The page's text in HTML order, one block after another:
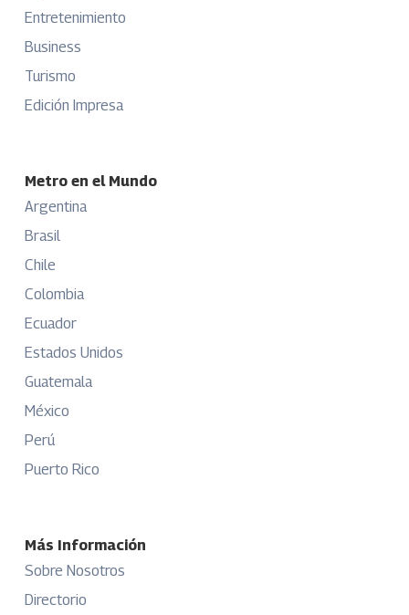
Entretenimiento
Business
Turismo
Edición Impresa
Metro en el Mundo
Argentina
Brasil
Chile
Colombia
Ecuador
Estados Unidos
Guatemala
México
Perú
Puerto Rico
Más Información
Sobre Nosotros
Directorio